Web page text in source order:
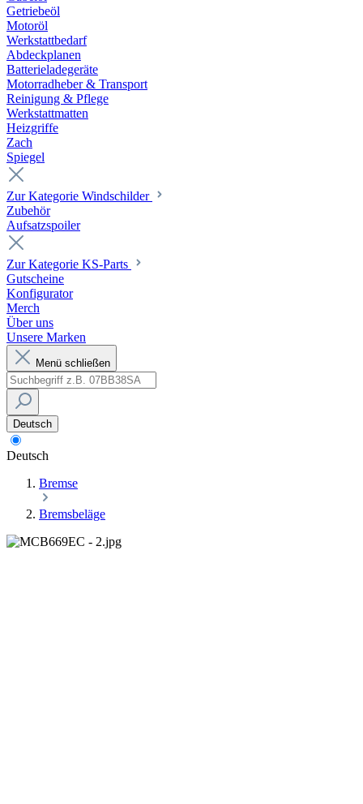
Getriebeöl
Motoröl
Werkstattbedarf
Abdeckplanen
Batterieladegeräte
Motorradheber & Transport
Reinigung & Pflege
Werkstattmatten
Heizgriffe
Zach
Spiegel
Zur Kategorie Windschilder
Zubehör
Aufsatzspoiler
Zur Kategorie KS-Parts
Gutscheine
Konfigurator
Merch
Über uns
Unsere Marken
Menü schließen
Deutsch
Deutsch
Bremse
Bremsbeläge